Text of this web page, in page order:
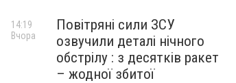
Повітряні сили ЗСУ
озвучили деталі нічного
обстрілу : з десятків ракет
– жодної збитої
14:19
Вчора